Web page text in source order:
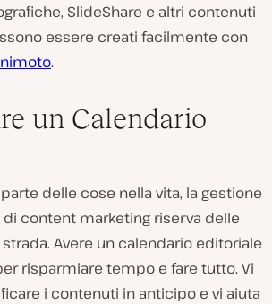
SlideShare e altri contenuti
essere creati facilmente con
.
un Calendario
delle cose nella vita, la gestione
content marketing riserva delle
Avere un calendario editoriale
risparmiare tempo e fare tutto. Vi
i contenuti in anticipo e vi aiuta